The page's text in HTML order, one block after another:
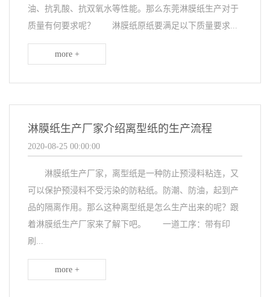
油、抗乳酸、抗双氧水等性能。那么东莞淋膜纸生产对于
质量有何要求呢？ 淋膜纸原纸要满足以下质量要求...
more +
淋膜纸生产厂家介绍离型纸的生产流程
2020-08-25 00:00:00
淋膜纸生产厂家，离型纸是一种防止预浸料粘连，又
可以保护预浸料不受污染的防粘纸。防潮、防油，起到产
品的隔离作用。那么这种离型纸是怎么生产出来的呢？跟
着淋膜纸生产厂家来了解下吧。 一道工序：带有印
刷...
more +